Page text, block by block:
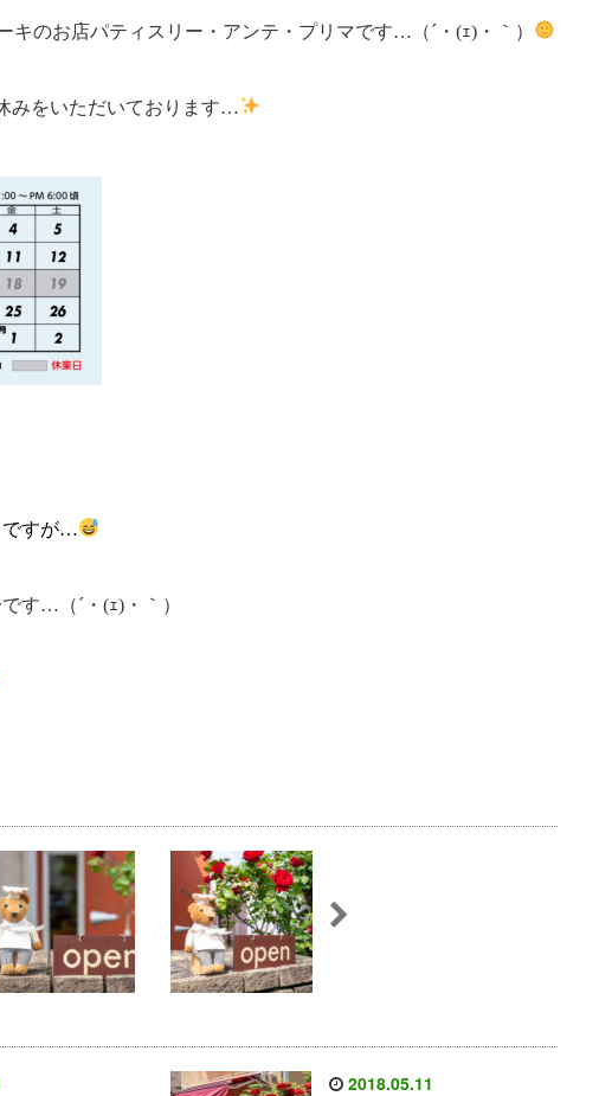
キのお店パティスリー・アンテ・プリマです…（´・(ｪ)・｀）
みをいただいております…
ですが…
す…（´・(ｪ)・｀）
2018.05.11